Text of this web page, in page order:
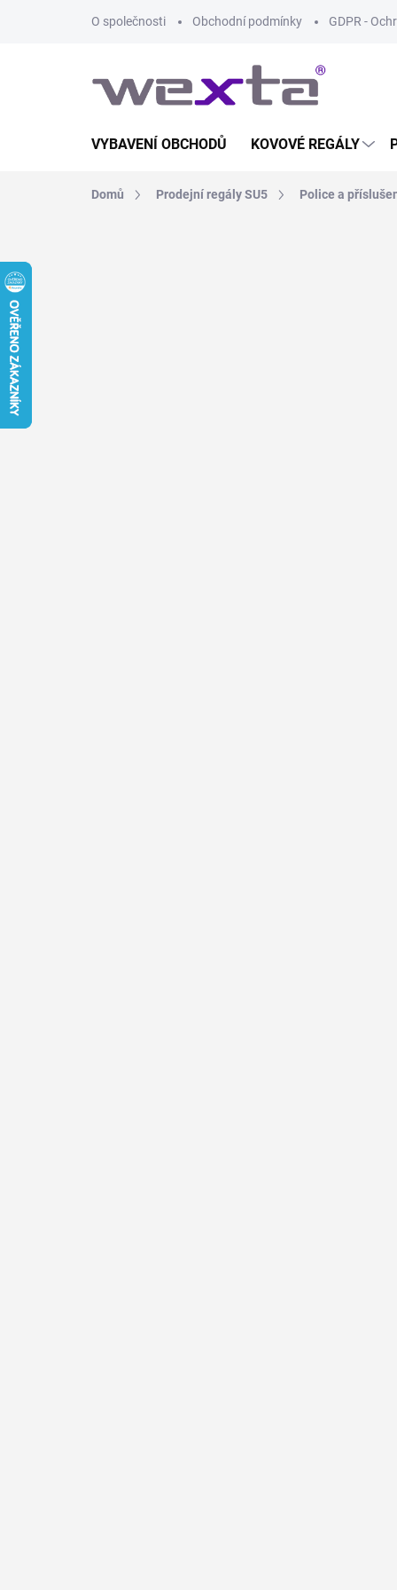
O společnosti Obchodní podmínky GDPR -
VYBAVENÍ OBCHODŮ KOVOVÉ REGÁLY
Domů Prodejní regály SU5 Police a